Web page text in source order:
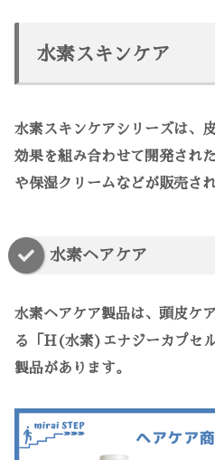
水素スキンケア
水素スキンケアシリーズは、
効果を組み合わせて開発され
や保湿クリームなどが販売さ
水素ヘアケア
水素ヘアケア製品は、頭皮ケ
る「H(水素)エナジーカプセ
製品があります。